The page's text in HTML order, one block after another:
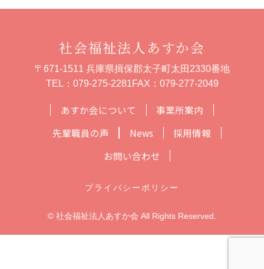
あすか会について
事業所案内
先輩職員の声
News
採用情報
お問い合わせ
社会福祉法人あすか会
〒671-1511 兵庫県揖保郡太子町太田2330番地
TEL： 079-275-2281FAX：079-277-2049
プライバシーポリシー
© 社会福祉法人あすか会 All Rights Reserved.